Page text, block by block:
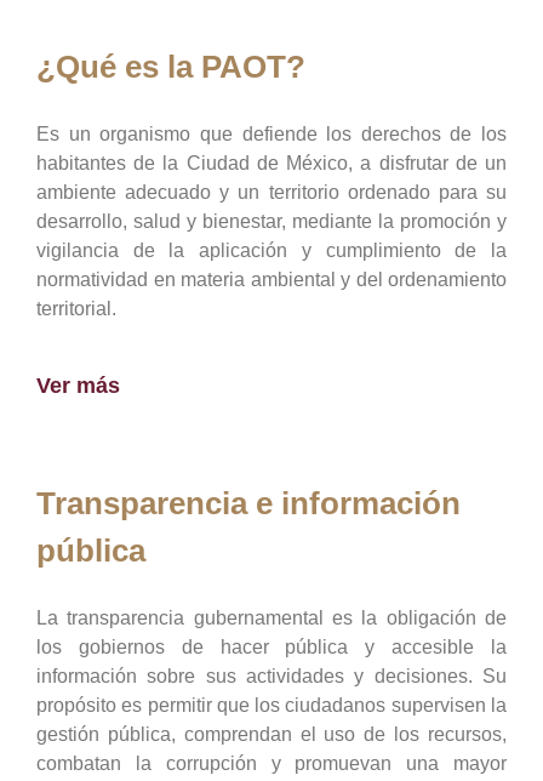
¿Qué es la PAOT?
Es un organismo que defiende los derechos de los
habitantes de la Ciudad de México, a disfrutar de un
ambiente adecuado y un territorio ordenado para su
desarrollo, salud y bienestar, mediante la promoción y
vigilancia de la aplicación y cumplimiento de la
normatividad en materia ambiental y del ordenamiento
territorial.
Ver más
Transparencia e información
pública
La transparencia gubernamental es la obligación de
los gobiernos de hacer pública y accesible la
información sobre sus actividades y decisiones. Su
propósito es permitir que los ciudadanos supervisen la
gestión pública, comprendan el uso de los recursos,
combatan la corrupción y promuevan una mayor